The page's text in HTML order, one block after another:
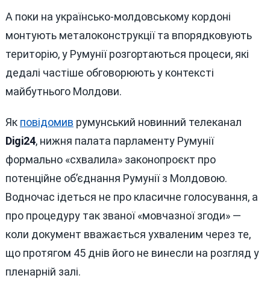
А поки на українсько-молдовському кордоні
монтують металоконструкції та впорядковують
територію, у Румунії розгортаються процеси, які
дедалі частіше обговорюють у контексті
майбутнього Молдови.
Як повідомив румунський новинний телеканал
Digi24, нижня палата парламенту Румунії
формально «схвалила» законопроєкт про
потенційне об’єднання Румунії з Молдовою.
Водночас ідеться не про класичне голосування, а
про процедуру так званої «мовчазної згоди» —
коли документ вважається ухваленим через те,
що протягом 45 днів його не винесли на розгляд у
пленарній залі.